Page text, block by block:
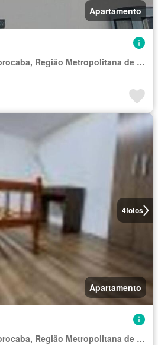
Apartamento
Região Imediata de Sorocaba, Região Metropolitana de Sorocaba
4fotos
Apartamento
Região Imediata de Sorocaba, Região Metropolitana de Sorocaba